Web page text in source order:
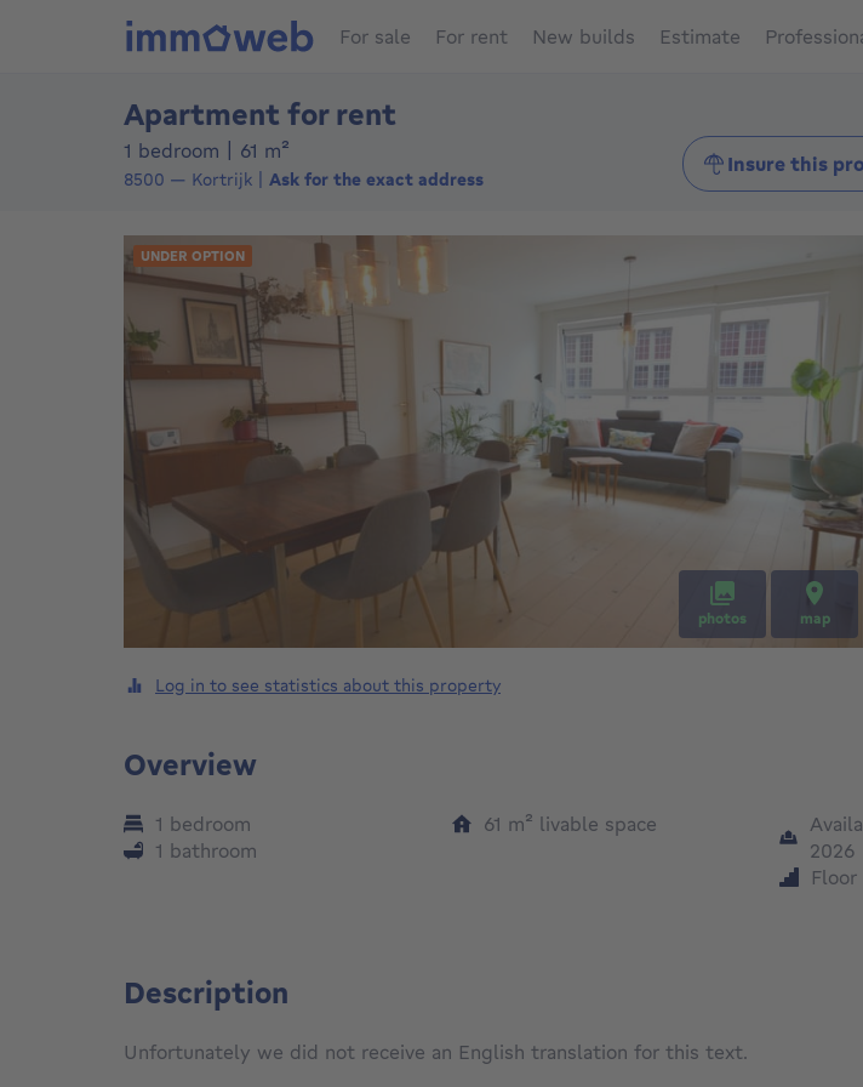
For sale For rent New builds Estimate
Apartment for rent
1 bedroom 61 m²
8500 — Kortrijk Ask for the exact address
Insure this
UNDER OPTION
photos map
Log in to see statistics about this property
Overview
1 bedroom
1 bathroom
61 m² square meters
livable space
2026
Floor
Description
Unfortunately we did not receive an English translation for this text.